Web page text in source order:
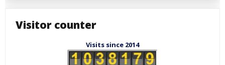
Visitor counter
Visits since 2014